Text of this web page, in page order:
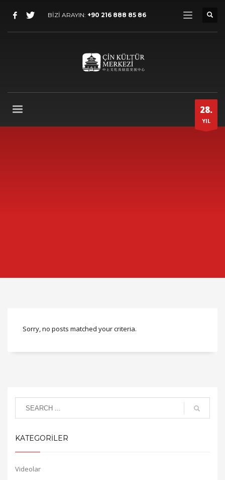
BİZİ ARAYIN: +90 216 888 85 86
28.
YIL
Sorry, no posts matched your criteria.
KATEGORİLER
Videolar